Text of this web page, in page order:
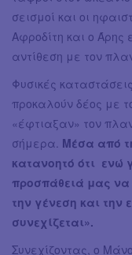
σεισμοί και οι
Αφροδίτη και ο Άρης
αντίθεση με τον
Φυσικές
προκαλούν δέος με
«έφτιαξαν» τον
σήμερα. Μέσα από
κατανοητό ότι ενώ
προσπάθειά μας να
την γένεση και την
συνεχίζεται».
Συνεχίζοντας, ο